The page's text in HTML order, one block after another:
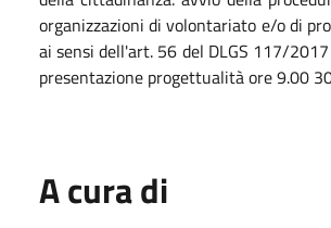
organizzazioni di volontariato e/o di
ai sensi dell'art. 56 del DLGS 117/2017
presentazione progettualità ore 9.00
A cura di